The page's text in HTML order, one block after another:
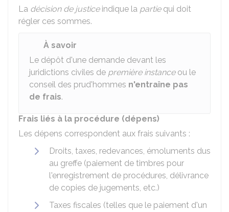
La décision de justiceindique la partiequi doit
régler ces sommes.
À savoir
Le dépôt d'une demande devant les
juridictions civiles de première instanceou le
conseil des prud'hommes n'entraîne pas
de frais.
Frais liés à la procédure (dépens)
Les dépens correspondent aux frais suivants :
Droits, taxes, redevances, émoluments dus
au greffe (paiement de timbres pour
l'enregistrement de procédures, délivrance
de copies de jugements, etc.)
Taxes fiscales (telles que le paiement d'un